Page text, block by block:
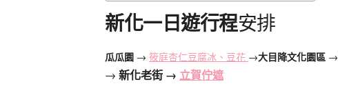
新化一日遊行程安排
瓜瓜園 → 筱庭杏仁豆腐冰、豆花 →大目降文化園區 →
→ 新化老街 → 立賀佇遮